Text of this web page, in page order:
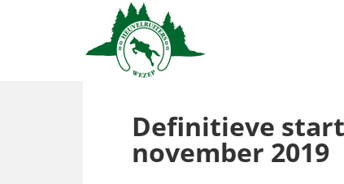
Definitieve
november 2019